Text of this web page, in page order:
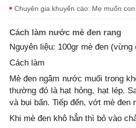
Chuyên gia khuyến cáo: Mẹ muốn
Cách làm nước mè đen rang
Nguyên liệu: 100gr mè đen
Cách làm
Mè đen ngâm nước muối trong
thường đó là hạt hỏng, hạt lép.
và bụi bẩn. Tiếp đến, vớt mè đen
Khi mè đen khô hẳn thì bỏ vào